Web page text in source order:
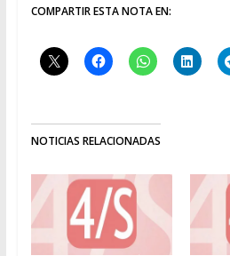
COMPARTIR ESTA NOTA EN:
NOTICIAS RELACIONADAS